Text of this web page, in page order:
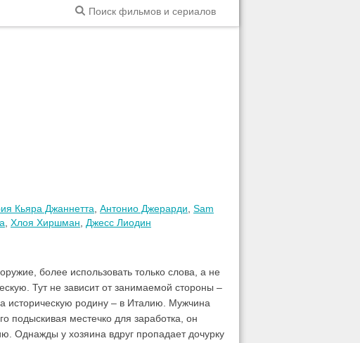
Кьяра Джаннетта Антонио Джерарди Sam
Хлоя Хиршман Джесс Лиодин
более использовать только слова, а не
Тут не зависит от занимаемой стороны –
историческую родину – в Италию. Мужчина
подыскивая местечко для заработка, он
Однажды у хозяина вдруг пропадает дочурку